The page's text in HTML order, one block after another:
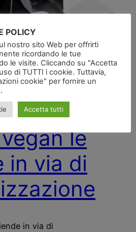
le
in via di
in via di
POLICY
nostro sito Web per offrirti
ricordando le tue
le visite. Cliccando su "Accetta
di TUTTI i cookie. Tuttavia,
cookie" per fornire un
Accetta tutti